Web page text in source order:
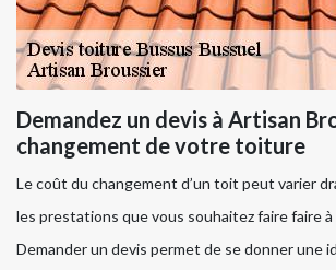
Demandez un devis à Artisan
changement de votre toiture
Le coût du changement d’un toit peut varier
les prestations que vous souhaitez faire faire
Demander un devis permet de se donner une